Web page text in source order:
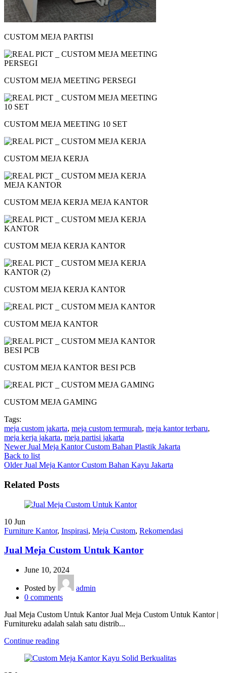
CUSTOM MEJA PARTISI
CUSTOM MEJA MEETING PERSEGI
CUSTOM MEJA MEETING 10 SET
CUSTOM MEJA KERJA
CUSTOM MEJA KERJA MEJA KANTOR
CUSTOM MEJA KERJA KANTOR
CUSTOM MEJA KERJA KANTOR
CUSTOM MEJA KANTOR
CUSTOM MEJA KANTOR BESI PCB
CUSTOM MEJA GAMING
Tags:
meja custom jakarta, meja custom termurah, meja kantor terbaru,
meja kerja jakarta, meja partisi jakarta
Newer Jual Meja Kantor Custom Bahan Plastik Jakarta
Back to list
Older Jual Meja Kantor Custom Bahan Kayu Jakarta
Related Posts
10 Jun
Furniture Kantor, Inspirasi, Meja Custom, Rekomendasi
Jual Meja Custom Untuk Kantor
June 10, 2024
Posted by
admin
0 comments
Jual Meja Custom Untuk Kantor Jual Meja Custom Untuk Kantor |
Furnitureku adalah salah satu distrib...
Continue reading